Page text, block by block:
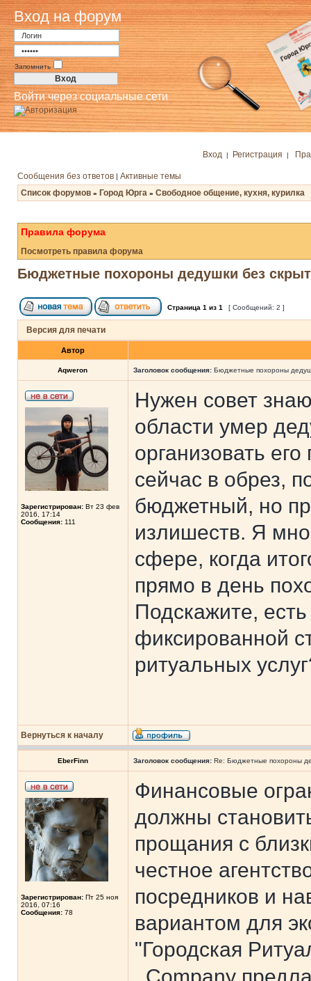
Вход на форум
Запомнить
Войти через социальные сети
Вход | Регистрация |
Сообщения без ответов | Активные темы
Список форумов » Город Юрга » Свободное общение, кухня, курилка
Правила форума
Посмотреть правила форума
Бюджетные похороны дедушки без
Страница 1 из 1 [ Сообщений: 2 ]
Версия для печати
Автор
Aqweron Заголовок сообщения: Бюджетные похороны
Зарегистрирован: Вт 23 фев
2016, 17:14
Сообщения: 111
Нужен совет
области умер
организовать
сейчас в обрез,
бюджетный, но
излишеств. Я
сфере, когда
прямо в день
Подскажите,
фиксированной
ритуальных
Вернуться к началу
EberFinn Заголовок сообщения: Re: Бюджетные похороны
Зарегистрирован: Пт 25 ноя
2016, 07:16
Сообщения: 78
Финансовые
должны
прощания с
честное
посредников и
вариантом для
"Городская